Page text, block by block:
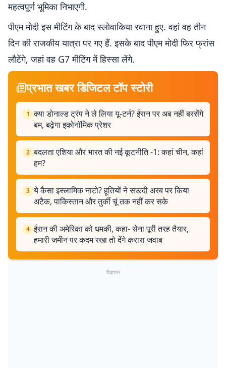
महत्वपूर्ण भूमिका निभाएगी.
पीएम मोदी इस मीटिंग के बाद स्लोवाकिया रवाना हुए. वहां वह तीन
दिन की राजकीय यात्रा पर गए हैं. इसके बाद पीएम मोदी फिर फ्रांस
लौटेंगे, जहां वह G7 मीटिंग में हिस्सा लेंगे.
प्रभात खबर डिजिटल टॉप स्टोरी
1 क्या डोनाल्ड ट्रंप ने ले लिया यू-टर्न? ईरान पर अब नहीं बरसेंगे
बम, बढ़ेगा इकोनॉमिक प्रेशर
2 बदलता एशिया और भारत की नई कूटनीति -1: कहां चीन, कहां
हम?
3 ये कैसा इस्लामिक नाटो? हूतियों ने सऊदी अरब पर किया
अटैक, पाकिस्तान और तुर्की चूं तक नहीं कर सके
4 ईरान की अमेरिका को धमकी, कहा- सेना पूरी तरह तैयार,
हमारी जमीन पर कदम रखा तो देंगे करारा जवाब
विज्ञापन